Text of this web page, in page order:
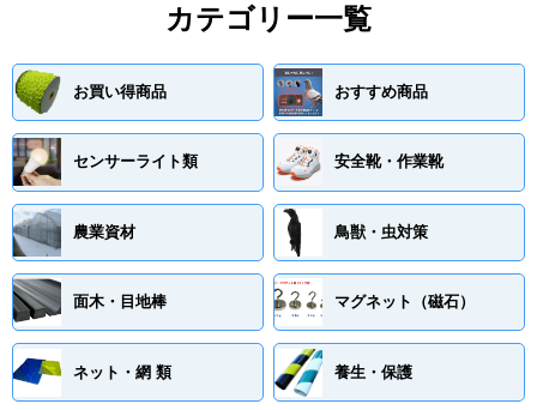
カテゴリー一覧
お買い得商品 おすすめ商品
センサーライト類 安全靴・作業靴
農業資材 鳥獣・虫対策
面木・目地棒 マグネット（磁石）
ネット・網 類 養生・保護